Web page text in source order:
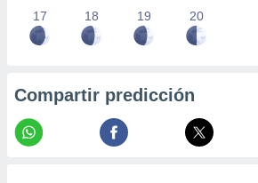
17 18 19 20
Compartir predicción